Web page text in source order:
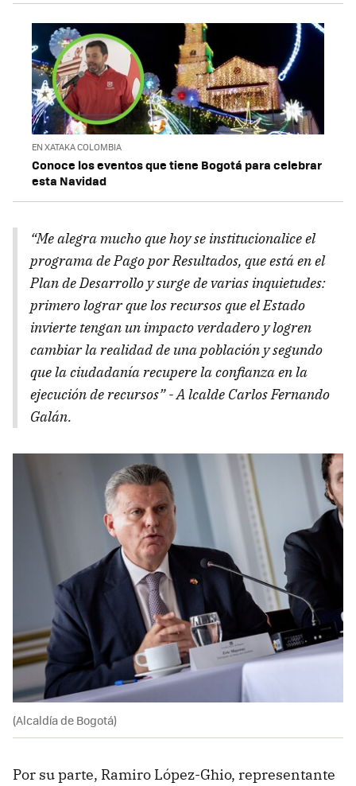
EN XATAKA COLOMBIA
Conoce los eventos que tiene Bogotá para celebrar
esta Navidad
“Me alegra mucho que hoy se institucionalice el
programa de Pago por Resultados, que está en el
Plan de Desarrollo y surge de varias inquietudes:
primero lograr que los recursos que el Estado
invierte tengan un impacto verdadero y logren
cambiar la realidad de una población y segundo
que la ciudadanía recupere la confianza en la
ejecución de recursos” - Alcalde Carlos Fernando
Galán.
(Alcaldía de Bogotá)
Por su parte, Ramiro López-Ghio, representante